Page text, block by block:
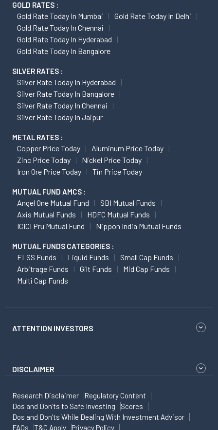
GOLD RATES :
Gold Rate Today In Mumbai
Gold Rate Today In Delhi
Gold Rate Today In Chennai
Gold Rate Today In Hyderabad
Gold Rate Today In Bangalore
SILVER RATES :
Silver Rate Today In Hyderabad
Silver Rate Today In Bangalore
Silver Rate Today In Chennai
Silver Rate Today In Jaipur
METAL RATES :
Copper Price Today
Aluminum Price Today
Zinc Price Today
Nickel Price Today
Iron Ore Price Today
Tin Price Today
MUTUAL FUND AMCS :
Angel One Mutual Fund
SBI Mutual Funds
Axis Mutual Funds
HDFC Mutual Funds
ICICI Pru Mutual Fund
Nippon India Mutual Funds
MUTUAL FUNDS CATEGORIES :
ELSS Funds Liquid Funds
Small Cap Funds
Arbitrage Funds
Gilt Funds
Mid Cap Funds
Multi Cap Funds
ATTENTION INVESTORS
DISCLAIMER
Research Disclaimer
Regulatory Content
Dos and Don'ts to Safe Investing
Scores
Dos and Don'ts While Dealing With Investment Advisor
FAQs
T&C Apply Privacy Policy